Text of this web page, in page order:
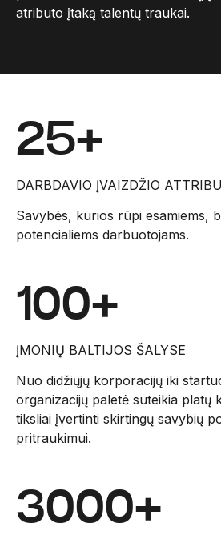
atributo įtaką talentų traukai.
25+
DARBDAVIO ĮVAIZDŽIO
Savybės, kurios rūpi esamiems,
potencialiems darbuotojams.
100+
ĮMONIŲ BALTIJOS ŠALYSE
Nuo didžiųjų korporacijų iki
organizacijų paletė suteikia platų
tiksliai įvertinti skirtingų savybių
pritraukimui.
3000+